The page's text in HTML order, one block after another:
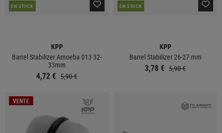
EN STOCK
KPP
Barrel Stabilizer Amoeba 013 32-
33mm
4,72 € 5,90 €
EN STOCK
KPP
Barrel Stabilizer 26-27 mm
3,78 € 5,90 €
VENTE